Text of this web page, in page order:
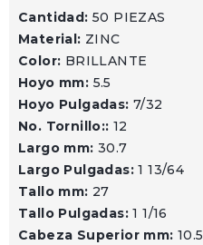
Cantidad: 50 PIEZAS
Material: ZINC
Color: BRILLANTE
Hoyo mm: 5.5
Hoyo Pulgadas: 7/32
No. Tornillo:: 12
Largo mm: 30.7
Largo Pulgadas:1 13/64
Tallo mm: 27
Tallo Pulgadas:1 1/16
Cabeza Superior mm: 10.5